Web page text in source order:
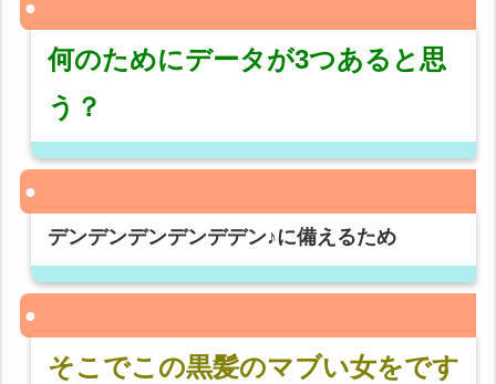
何のためにデータが3つあると思
う？
デンデンデンデンデデン♪に備えるため
そこでこの黒髪のマブい女をです